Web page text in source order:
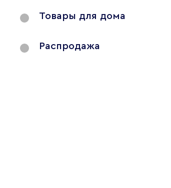
Товары для дома
Распродажа